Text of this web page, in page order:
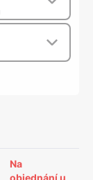
Na
objednání u